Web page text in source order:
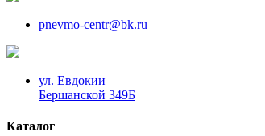
pnevmo-centr@bk.ru
ул. Евдокии
Бершанской 349Б
Каталог